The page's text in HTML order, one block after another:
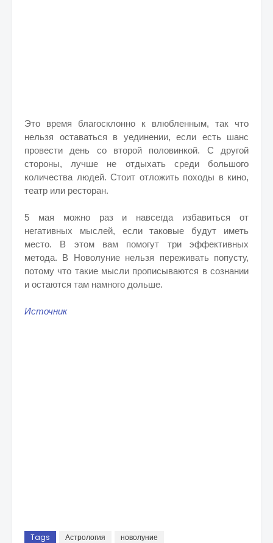
Это время благосклонно к влюбленным, так что
нельзя оставаться в уединении, если есть шанс
провести день со второй половинкой. С другой
стороны, лучше не отдыхать среди большого
количества людей. Стоит отложить походы в кино,
театр или ресторан.
5 мая можно раз и навсегда избавиться от
негативных мыслей, если таковые будут иметь
место. В этом вам помогут три эффективных
метода. В Новолуние нельзя переживать попусту,
потому что такие мысли прописываются в сознании
и остаются там намного дольше.
Источник
Tags Астрология новолуние